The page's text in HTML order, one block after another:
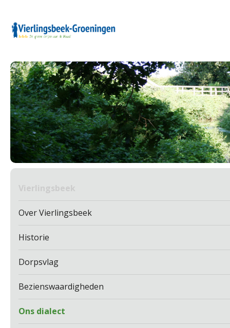
Vierlingsbeek
Over Vierlingsbeek
Historie
Dorpsvlag
Bezienswaardigheden
Ons dialect